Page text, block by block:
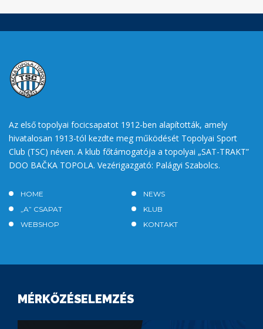
Az első topolyai focicsapatot 1912-ben alapították, amely
hivatalosan 1913-tól kezdte meg működését Topolyai Sport
Club (TSC) néven. A klub főtámogatója a topolyai „SAT-TRAKT”
DOO BAČKA TOPOLA. Vezérigazgató: Palágyi Szabolcs.
HOME
NEWS
„A” CSAPAT
KLUB
WEBSHOP
KONTAKT
MÉRKŐZÉSELEMZÉS